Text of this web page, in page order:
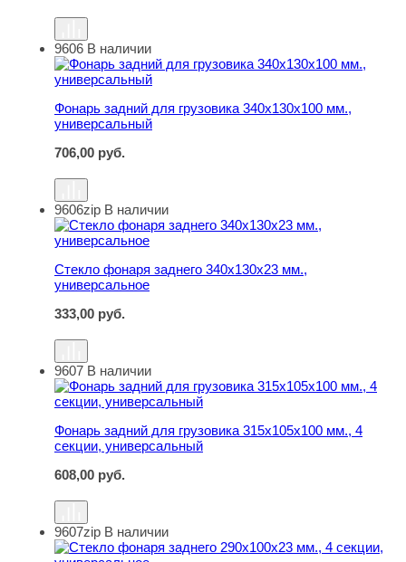
Фонарь задний для грузовика 340х130х100 мм.,
9606 В наличии
Фонарь задний для грузовика 340х130х100 мм.,
универсальный
706,00 руб.
Стекло фонаря заднего 340х130х23 мм., универсальное
9606zip В наличии
Стекло фонаря заднего 340х130х23 мм.,
универсальное
333,00 руб.
Фонарь задний для грузовика 315х105х100 мм., 4
9607 В наличии
Фонарь задний для грузовика 315х105х100 мм., 4
секции, универсальный
608,00 руб.
Стекло фонаря заднего 290х100х23 мм., 4 секции,
9607zip В наличии